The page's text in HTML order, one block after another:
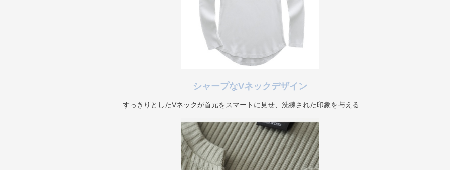
シャープなVネックデザイン
すっきりとしたVネックが首元をスマートに見せ、洗練された印象を与える